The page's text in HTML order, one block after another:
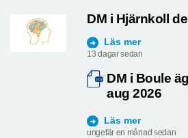
DM i Hjärnkoll
Läs mer
13 dagar sedan
DM i Boule
aug 2026
Läs mer
ungefär en månad sedan